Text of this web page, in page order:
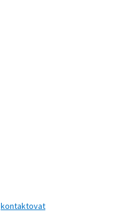
kontaktovat